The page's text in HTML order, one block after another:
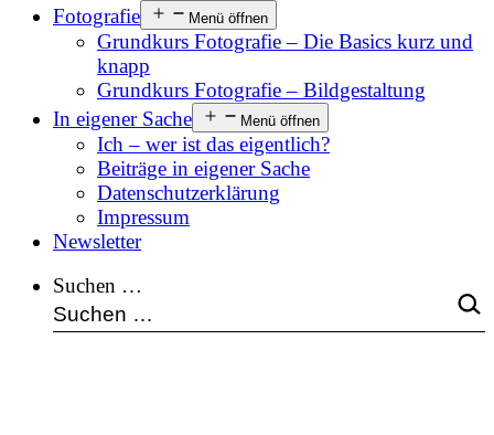
Fotografie
Menü öffnen
Grundkurs Fotografie – Die Basics kurz und
knapp
Grundkurs Fotografie – Bildgestaltung
In eigener Sache
Menü öffnen
Ich – wer ist das eigentlich?
Beiträge in eigener Sache
Datenschutzerklärung
Impressum
Newsletter
Suchen …